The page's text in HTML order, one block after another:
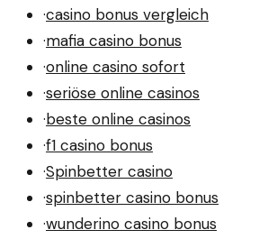
·casino bonus vergleich
·mafia casino bonus
·online casino sofort
·seriöse online casinos
·beste online casinos
·f1 casino bonus
·Spinbetter casino
·spinbetter casino bonus
·wunderino casino bonus